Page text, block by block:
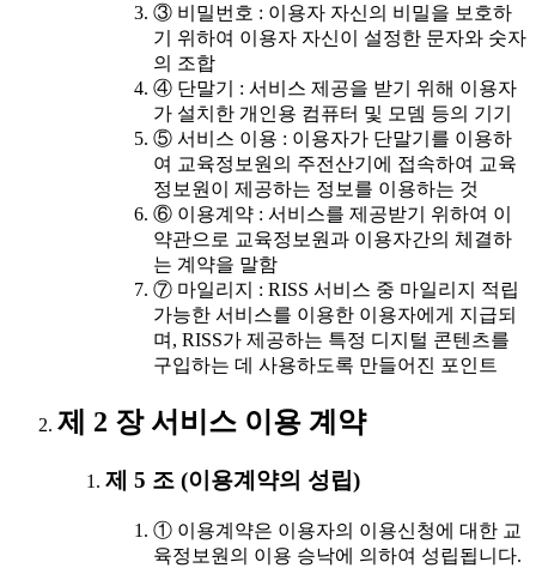
③ 비밀번호 : 이용자 자신의 비밀을 보호하
기 위하여 이용자 자신이 설정한 문자와 숫자
의 조합
④ 단말기 : 서비스 제공을 받기 위해 이용자
가 설치한 개인용 컴퓨터 및 모뎀 등의 기기
⑤ 서비스 이용 : 이용자가 단말기를 이용하
여 교육정보원의 주전산기에 접속하여 교육
정보원이 제공하는 정보를 이용하는 것
⑥ 이용계약 : 서비스를 제공받기 위하여 이
약관으로 교육정보원과 이용자간의 체결하
는 계약을 말함
⑦ 마일리지 : RISS 서비스 중 마일리지 적립
가능한 서비스를 이용한 이용자에게 지급되
며, RISS가 제공하는 특정 디지털 콘텐츠를
구입하는 데 사용하도록 만들어진 포인트
제 2 장 서비스 이용 계약
제 5 조 (이용계약의 성립)
① 이용계약은 이용자의 이용신청에 대한 교
육정보원의 이용 승낙에 의하여 성립됩니다.